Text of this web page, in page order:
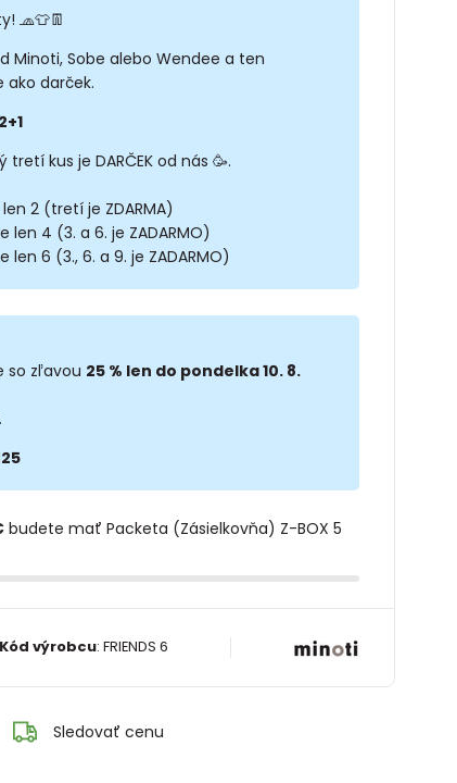
🧢👕👖
Minoti, Sobe alebo Wendee a ten
darček.
kus je DARČEK od nás 🥳.
2 (tretí je ZDARMA)
4 (3. a 6. je ZADARMO)
6 (3., 6. a 9. je ZADARMO)
so zľavou 25 % len do pondelka 10. 8.
budete mať Packeta (Zásielkovňa) Z-BOX 5
Kód výrobcu:FRIENDS 6
Sledovať cenu